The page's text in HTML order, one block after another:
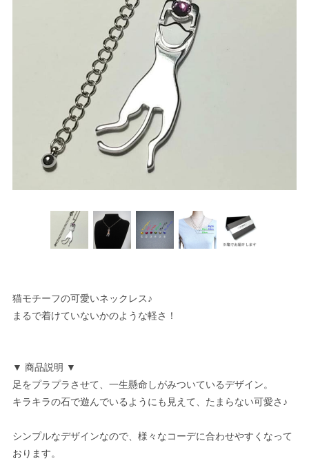
猫モチーフの可愛いネックレス♪
まるで着けていないかのような軽さ！
▼ 商品説明 ▼
足をプラプラさせて、一生懸命しがみついているデザイン。
キラキラの石で遊んでいるようにも見えて、たまらない可愛さ♪
シンプルなデザインなので、様々なコーデに合わせやすくなって
おります。